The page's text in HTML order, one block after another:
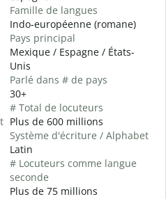
Famille de langues
Indo-européenne (romane)
Pays principal
Mexique / Espagne / États-
Unis
Parlé dans # de pays
30+
# Total de locuteurs
Plus de 600 millions
Système d'écriture / Alphabet
Latin
# Locuteurs comme langue
seconde
Plus de 75 millions